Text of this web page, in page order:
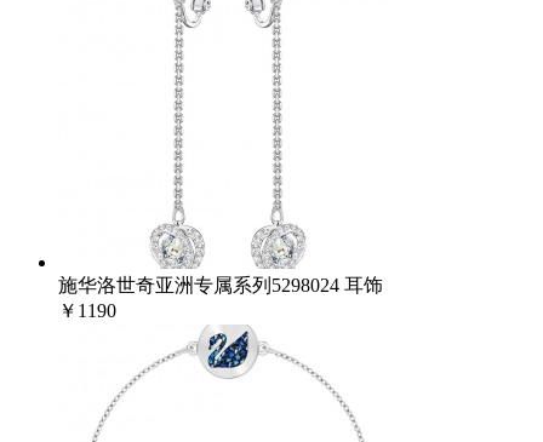
施华洛世奇亚洲专属系列5298024 耳饰
￥1190